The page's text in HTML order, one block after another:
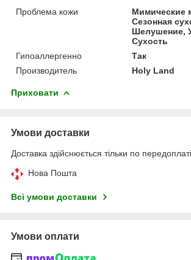
Проблема кожи
Мимические
Сезонная
Шелушение,
Сухость
Гипоаллергенно
Так
Производитель
Holy Land
Приховати
Умови доставки
Доставка здійснюється тільки по передоплаті.
Нова Пошта
Всі умови доставки
Умови оплати